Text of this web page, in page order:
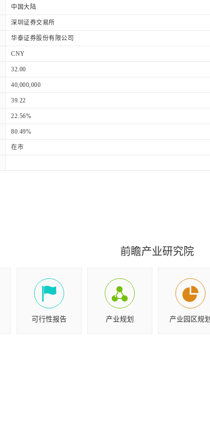
中国大陆
深圳证券交易所
华泰证券股份有限公司
CNY
32.00
40,000,000
39.22
22.56%
80.49%
在市
前瞻产业研究院
可行性报告 产业规划 产业园区规划